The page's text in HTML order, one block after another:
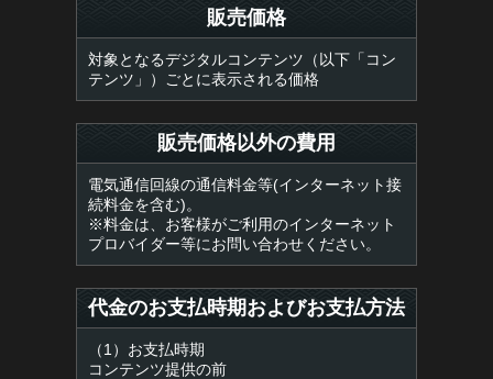
販売価格
対象となるデジタルコンテンツ（以下「コン
テンツ」）ごとに表示される価格
販売価格以外の費用
電気通信回線の通信料金等(インターネット接
続料金を含む)。
※料金は、お客様がご利用のインターネット
プロバイダー等にお問い合わせください。
代金のお支払時期およびお支払方法
（1）お支払時期
コンテンツ提供の前